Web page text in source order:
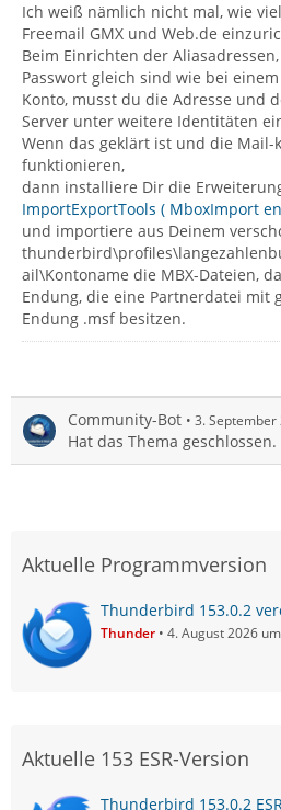
Ich weiß nämlich nicht mal, wie
Freemail GMX und Web.de
Beim Einrichten der
Passwort gleich sind wie bei
Konto, musst du die Adresse und
Server unter weitere Identitäten
Wenn das geklärt ist und die Mail-
funktionieren,
dann installiere Dir die
ImportExportTools ( MboxImport
und importiere aus Deinem
ail\Kontoname die MBX-Dateien,
Endung, die eine Partnerdatei mit
Endung .msf besitzen.
Community-Bot 3. September
Hat das Thema geschlossen.
Aktuelle Programmversion
Thunderbird 153.0.2
Thunder 4. August 2026
Aktuelle 153 ESR-Version
Thunderbird 153.0.2